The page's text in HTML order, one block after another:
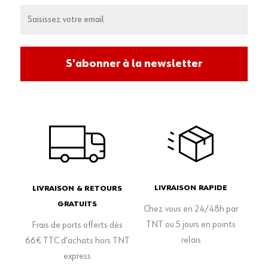
S'abonner à la newsletter
LIVRAISON & RETOURS
GRATUITS
Frais de ports offerts dès
66€ TTC d'achats hors TNT
express
LIVRAISON RAPIDE
Chez vous en 24/48h par
TNT ou 5 jours en points
relais